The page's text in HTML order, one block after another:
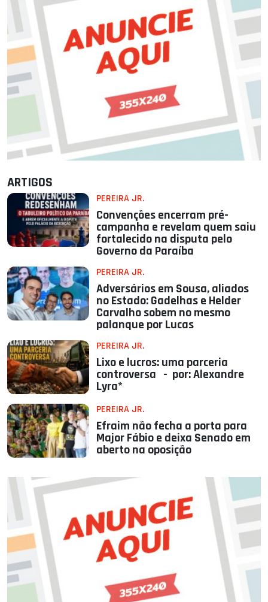
ARTIGOS
PEREIRA JR.
Convenções encerram pré-
campanha e revelam quem saiu
fortalecido na disputa pelo
Governo da Paraíba
PEREIRA JR.
Adversários em Sousa, aliados
no Estado: Gadelhas e Helder
Carvalho sobem no mesmo
palanque por Lucas
PEREIRA JR.
Lixo e lucros: uma parceria
controversa - por: Alexandre
Lyra*
PEREIRA JR.
Efraim não fecha a porta para
Major Fábio e deixa Senado em
aberto na oposição